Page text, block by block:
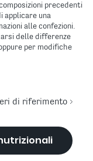
precedenti
applicare una
alle confezioni.
delle differenze
per modifiche
di riferimento